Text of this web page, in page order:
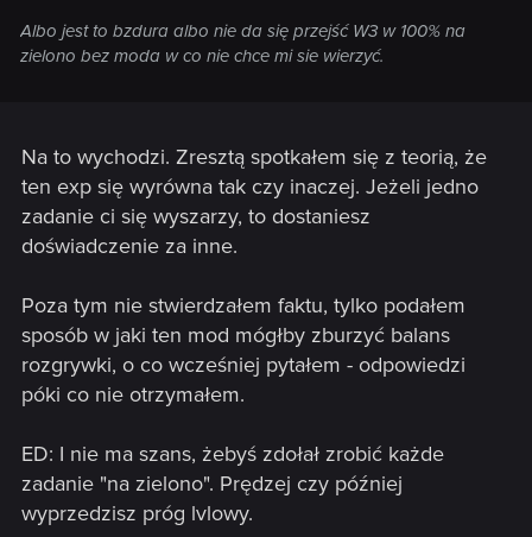
Albo jest to bzdura albo nie da się przejść W3 w 100% na
zielono bez moda w co nie chce mi sie wierzyć.
Na to wychodzi. Zresztą spotkałem się z teorią, że
ten exp się wyrówna tak czy inaczej. Jeżeli jedno
zadanie ci się wyszarzy, to dostaniesz
doświadczenie za inne.
Poza tym nie stwierdzałem faktu, tylko podałem
sposób w jaki ten mod mógłby zburzyć balans
rozgrywki, o co wcześniej pytałem - odpowiedzi
póki co nie otrzymałem.
ED: I nie ma szans, żebyś zdołał zrobić każde
zadanie "na zielono". Prędzej czy później
wyprzedzisz próg lvlowy.